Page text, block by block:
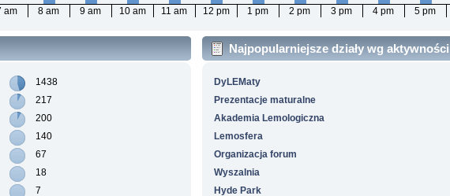
am 8 am 9 am 10 am 11 am 12 pm 1 pm 2 pm 3 pm 4 pm 5 pm
1438
217
200
140
67
18
7
Najpopularniejsze działy wg aktywności
DyLEMaty
Prezentacje maturalne
Akademia Lemologiczna
Lemosfera
Organizacja forum
Wyszalnia
Hyde Park